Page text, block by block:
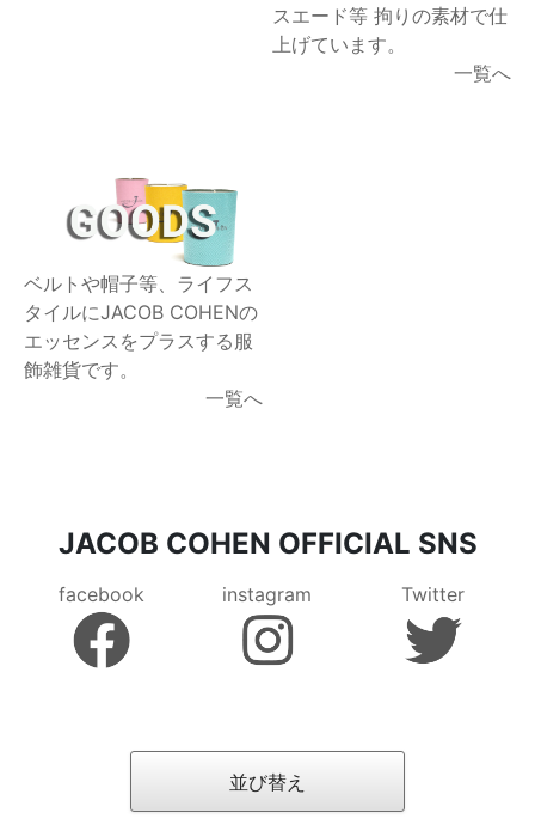
スエード等 拘りの素材で仕
上げています。
一覧へ
ベルトや帽子等、ライフス
タイルにJACOB COHENの
エッセンスをプラスする服
飾雑貨です。
一覧へ
JACOB COHEN OFFICIAL SNS
facebook instagram Twitter
並び替え